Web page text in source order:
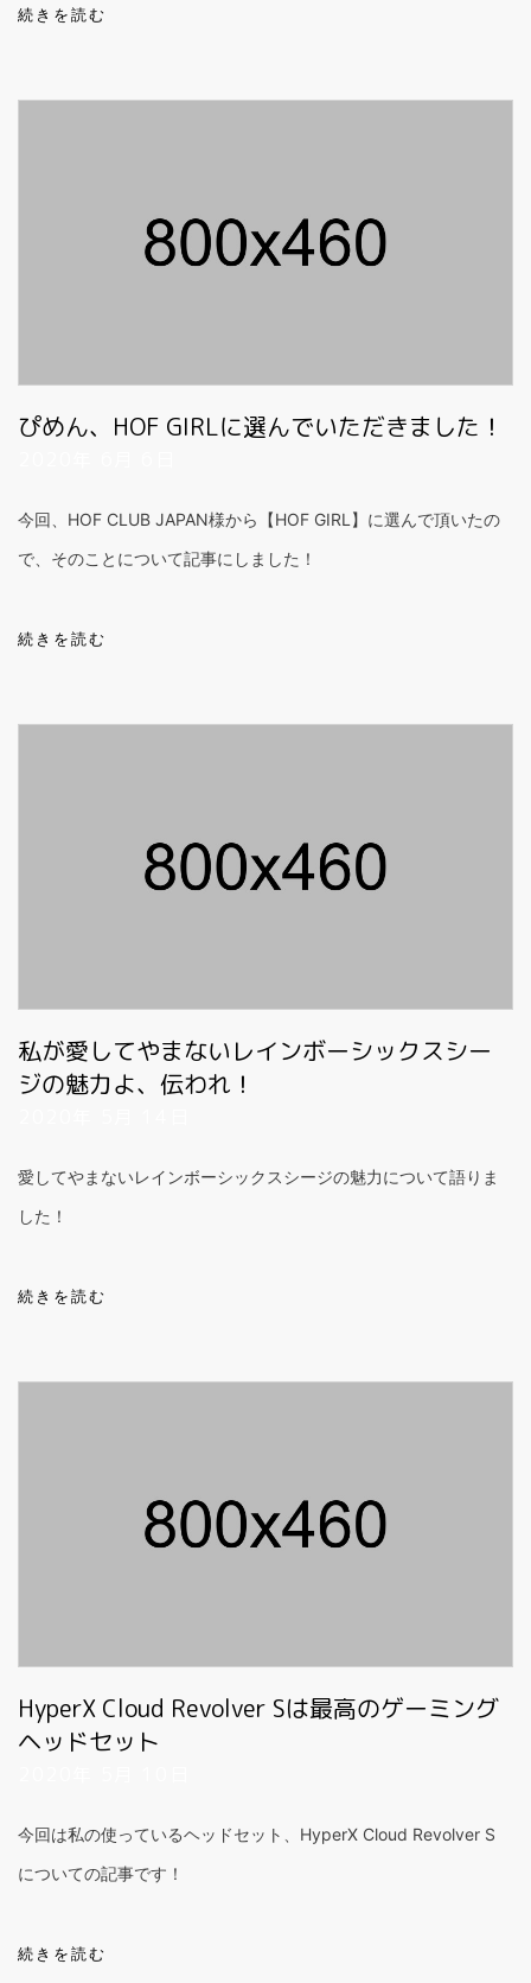
続きを読む
ぴめん、HOF GIRLに選んでいただきました！
今回、HOF CLUB JAPAN様から【HOF GIRL】に選んで頂いたの
で、そのことについて記事にしました！
続きを読む
私が愛してやまないレインボーシックスシー
ジの魅力よ、伝われ！
愛してやまないレインボーシックスシージの魅力について語りま
した！
続きを読む
HyperX Cloud Revolver Sは最高のゲーミング
ヘッドセット
今回は私の使っているヘッドセット、HyperX Cloud Revolver S
についての記事です！
続きを読む